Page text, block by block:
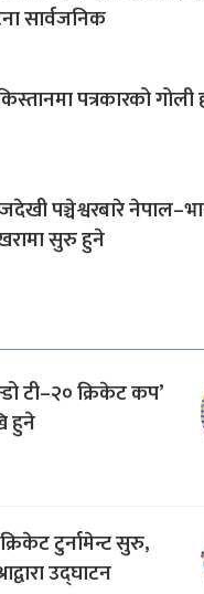
सार्वजनिक
पत्रकारको गोली
पञ्चेश्वरबारे
सुरु हुने
टी–२० क्रिकेट कप’
हुने
टुर्नामेन्ट सुरु,
उद्घाटन